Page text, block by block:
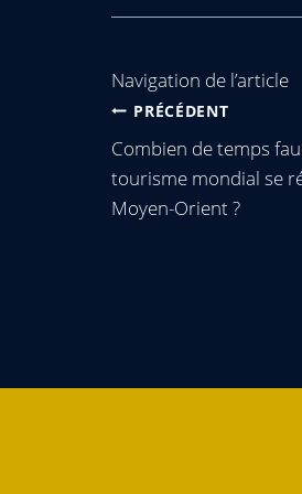
Navigation de l’article
PRÉCÉDENT
Combien de temps
tourisme mondial se
Moyen-Orient ?